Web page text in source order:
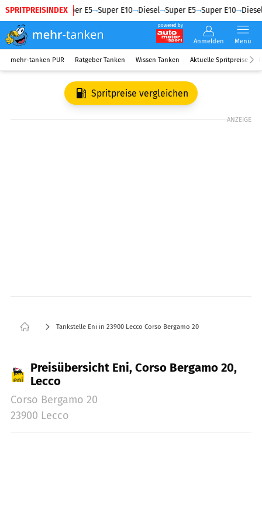
SPRITPREISINDEX
Diesel Super E5 Super E10 Diesel Super E5 Super E10 Diesel
powered by
Anmelden Menü
mehr-tanken PUR Ratgeber Tanken Wissen Tanken Aktuelle Spritpreise
Spritpreise vergleichen
ANZEIGE
Tankstelle Eni in 23900 Lecco Corso Bergamo 20
Preisübersicht Eni, Corso Bergamo 20,
Lecco
Corso Bergamo 20
23900 Lecco